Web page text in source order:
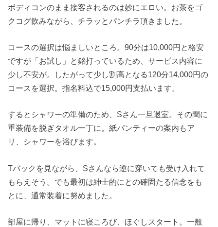
ボディコンのまま接客されるのは妙にエロい。お茶をゴ
クコグ飲みながら、チラッとパンチラ頂きました。
コースの選択は悩ましいところ。90分は10,000円と格安
ですが「お試し」と銘打っているため、サービス内容に
少し不安が。したがって少し割高となる120分14,000円の
コースを選択。指名料込で15,000円支払います。
するとシャワーの準備のため、Sさん一旦退室。その間に
重装備を脱ぎタオル一丁に。紙パンティーの案内もア
リ、シャワーを浴びます。
Tバックを見ながら、Sさんなら逆に穿いても受け入れて
もらえそう。でも最初は紳士的にとの確固たる信念をも
とに、通常装着に努めました。
部屋に帰り、マットに寝ころび、ほぐしスタート。一般